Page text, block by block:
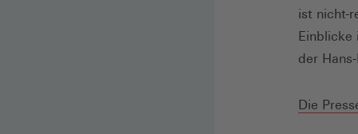
ist nicht-
Einblicke
der
Die